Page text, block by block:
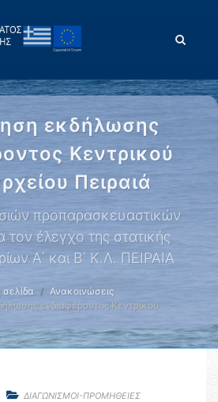
εκδήλωσης
Κεντρικού
Πειραιά
προπαρασκευαστικών
τον έλεγχο της στατικής
Α΄ και Β΄ Κ.Λ. ΠΕΙΡΑΙΑ
σελίδα
Ανακοινώσεις
ενδιαφέροντος Κεντρικού …
ΔΙΑΓΩΝΙΣΜΟΙ-ΠΡΟΜΗΘΕΙΕΣ